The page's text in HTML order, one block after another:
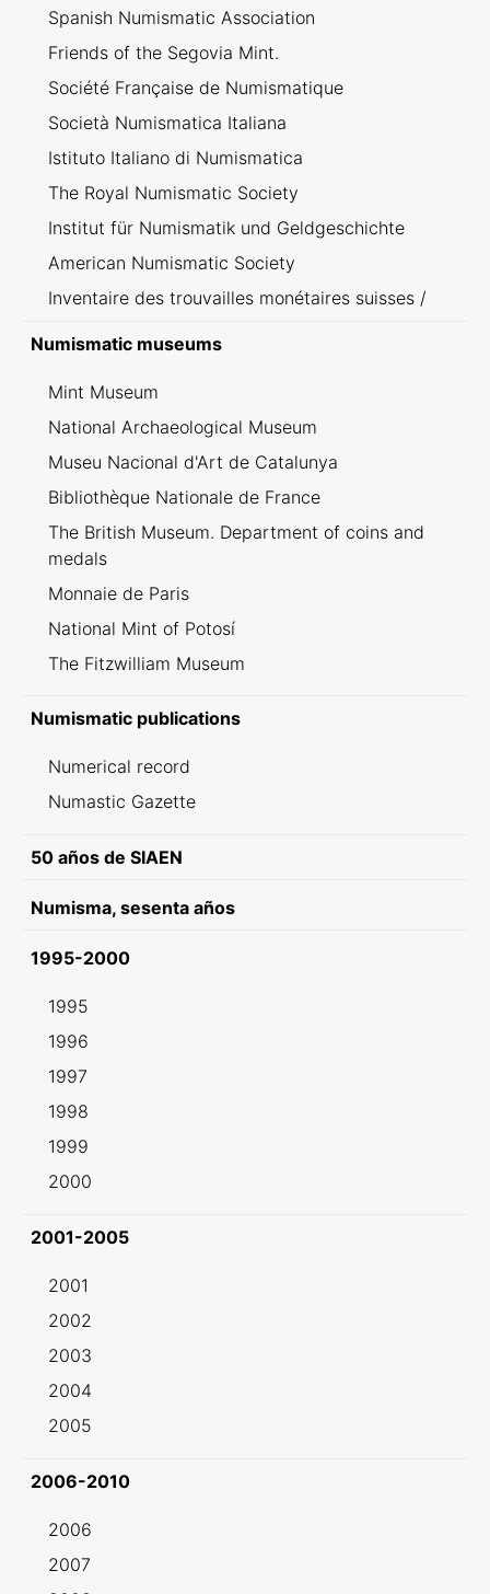
Spanish Numismatic Association
Friends of the Segovia Mint.
Société Française de Numismatique
Società Numismatica Italiana
Istituto Italiano di Numismatica
The Royal Numismatic Society
Institut für Numismatik und Geldgeschichte
American Numismatic Society
Inventaire des trouvailles monétaires suisses /
Numismatic museums
Mint Museum
National Archaeological Museum
Museu Nacional d'Art de Catalunya
Bibliothèque Nationale de France
The British Museum. Department of coins and
medals
Monnaie de Paris
National Mint of Potosí
The Fitzwilliam Museum
Numismatic publications
Numerical record
Numastic Gazette
50 años de SIAEN
Numisma, sesenta años
1995-2000
1995
1996
1997
1998
1999
2000
2001-2005
2001
2002
2003
2004
2005
2006-2010
2006
2007